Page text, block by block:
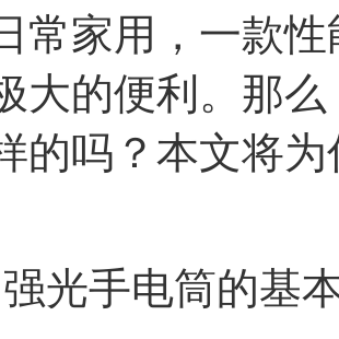
常家用，一款
大的便利。那
的吗？本文将
光手电筒的基